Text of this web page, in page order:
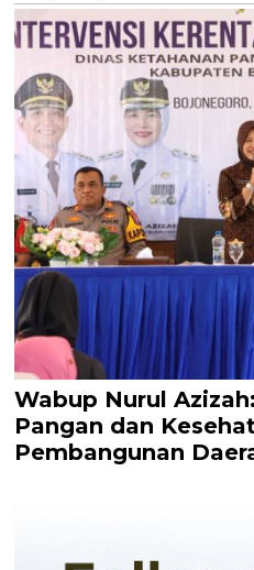
Wabup Nurul
Pangan dan
Pembangunan